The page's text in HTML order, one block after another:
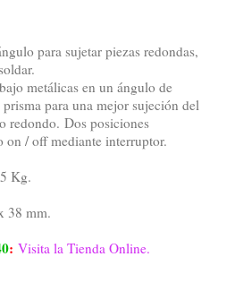
para sujetar piezas redondas,
metálicas en un ángulo de
para una mejor sujeción del
redondo. Dos posiciones
on / off mediante interruptor.
Kg.
38 mm.
: Visita la Tienda Online.